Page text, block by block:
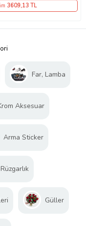
3609,13 TL
Far, Lamba
Aksesuar
Arma Sticker
Rüzgarlık
Güller